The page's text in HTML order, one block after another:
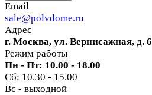
Email
sale@polvdome.ru
Адрес
г. Москва, ул. Вернисажная, д. 6
Режим работы
Пн - Пт: 10.00 - 18.00
Сб: 10.30 - 15.00
Вс - выходной